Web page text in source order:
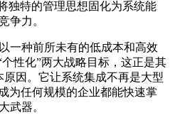
独特的管理思想固化为系统能
争力。
一种前所未有的低成本和高效
性化”两大战略目标，这正是其
因。它让系统集成不再是大型
为任何规模的企业都能快速掌
武器。